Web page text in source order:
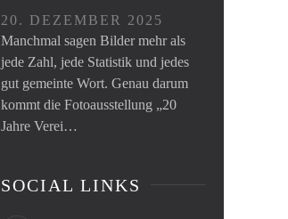
20. DEZEMBER 2025
Manchmal sagen Bilder mehr als
jede Zahl, jede Statistik und jedes
gut gemeinte Wort. Genau darum
kommt die Fotoausstellung „20
Jahre Verei…
SOCIAL LINKS